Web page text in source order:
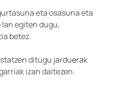
eta osasuna eta
egiten dugu,
betez.
ditugu jarduerak
izan daitezen.